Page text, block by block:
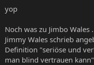
yop
Noch was zu Jimbo Wales .
Jimmy Wales schrieb
Definition "seriöse und
man blind vertrauen